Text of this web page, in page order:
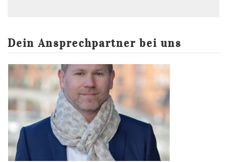
Dein Ansprechpartner bei uns